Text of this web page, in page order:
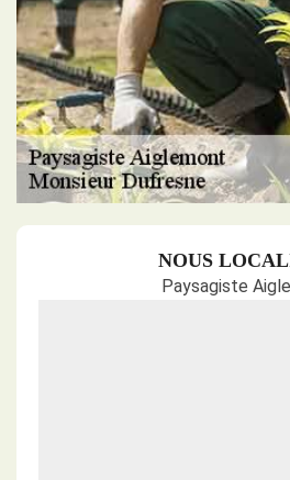
NOUS
Paysagiste